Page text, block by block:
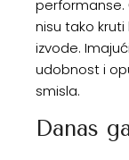
performanse.
nisu tako
izvode.
udobnost i
smisla.
Danas